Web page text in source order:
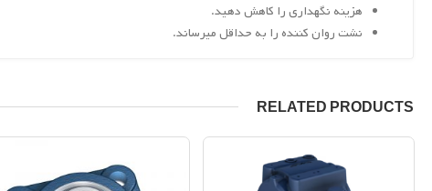
هزینه نگهداری را کاهش دهید.
نشت روان کننده را به حداقل میرساند.
RELATED PRODUCTS